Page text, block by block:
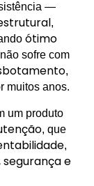
—
,
ótimo
sofre com
,
muitos anos.
um produto
, que
,
e